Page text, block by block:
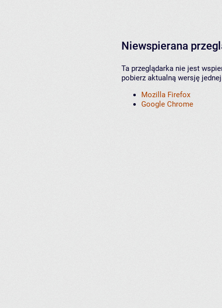
Niewspierana
Ta przeglądarka nie jest
pobierz aktualną wersję
Mozilla Firefox
Google Chrome